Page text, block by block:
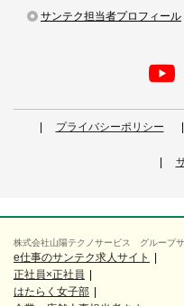
サンテク担当者プロフィール
プライバシーポリシー
株式会社山陽テクノサービス グループ
e仕事のサンテク求人サイト
正社員×正社員
はたらく女子部